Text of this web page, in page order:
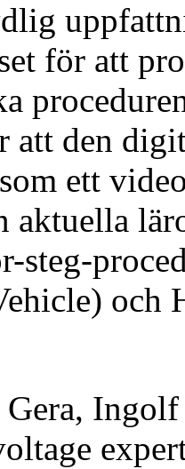
för att
att den
ett
aktuella
steg-
och